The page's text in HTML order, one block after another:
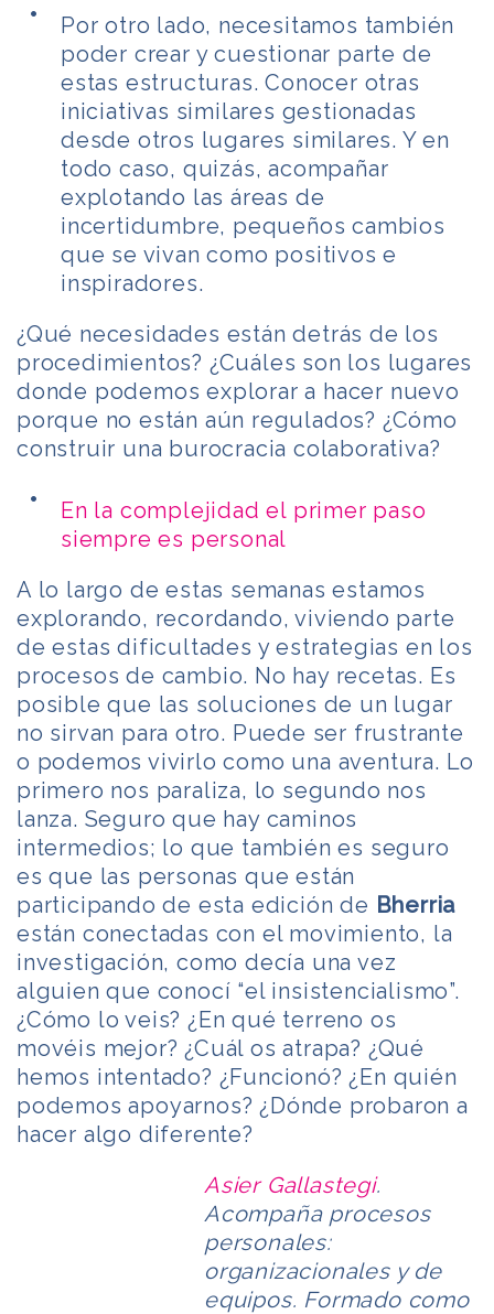
Por otro lado, necesitamos también
poder crear y cuestionar parte de
estas estructuras. Conocer otras
iniciativas similares gestionadas
desde otros lugares similares. Y en
todo caso, quizás, acompañar
explotando las áreas de
incertidumbre, pequeños cambios
que se vivan como positivos e
inspiradores.
¿Qué necesidades están detrás de los
procedimientos? ¿Cuáles son los lugares
donde podemos explorar a hacer nuevo
porque no están aún regulados? ¿Cómo
construir una burocracia colaborativa?
En la complejidad el primer paso
siempre es personal
A lo largo de estas semanas estamos
explorando, recordando, viviendo parte
de estas dificultades y estrategias en los
procesos de cambio. No hay recetas. Es
posible que las soluciones de un lugar
no sirvan para otro. Puede ser frustrante
o podemos vivirlo como una aventura. Lo
primero nos paraliza, lo segundo nos
lanza. Seguro que hay caminos
intermedios; lo que también es seguro
es que las personas que están
participando de esta edición de Bherria
están conectadas con el movimiento, la
investigación, como decía una vez
alguien que conocí “el insistencialismo”.
¿Cómo lo veis? ¿En qué terreno os
movéis mejor? ¿Cuál os atrapa? ¿Qué
hemos intentado? ¿Funcionó? ¿En quién
podemos apoyarnos? ¿Dónde probaron a
hacer algo diferente?
Asier Gallastegi.
Acompaña procesos
personales:
organizacionales y de
equipos. Formado como